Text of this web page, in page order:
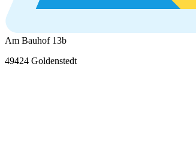
Am Bauhof 13b
49424 Goldenstedt